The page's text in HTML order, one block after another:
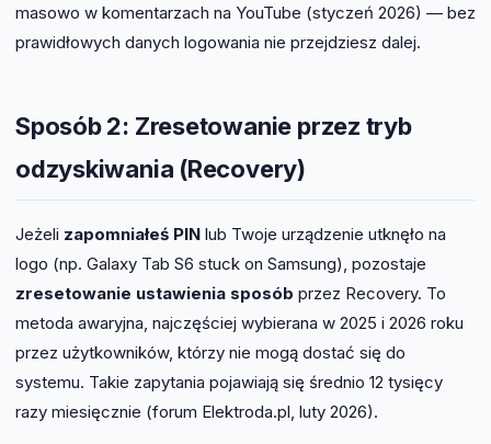
masowo w komentarzach na YouTube (styczeń 2026) — bez
prawidłowych danych logowania nie przejdziesz dalej.
Sposób 2: Zresetowanie przez tryb
odzyskiwania (Recovery)
Jeżeli zapomniałeś PIN lub Twoje urządzenie utknęło na
logo (np. Galaxy Tab S6 stuck on Samsung), pozostaje
zresetowanie ustawienia sposób przez Recovery. To
metoda awaryjna, najczęściej wybierana w 2025 i 2026 roku
przez użytkowników, którzy nie mogą dostać się do
systemu. Takie zapytania pojawiają się średnio 12 tysięcy
razy miesięcznie (forum Elektroda.pl, luty 2026).